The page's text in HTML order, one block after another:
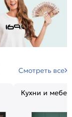
Смотреть все
Кухни и